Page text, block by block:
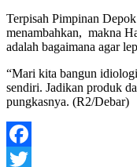
Terpisah Pimpinan
menambahkan, makna
adalah bagaimana agar
“Mari kita bangun
sendiri. Jadikan produk
pungkasnya. (R2/Debar)
Facebook